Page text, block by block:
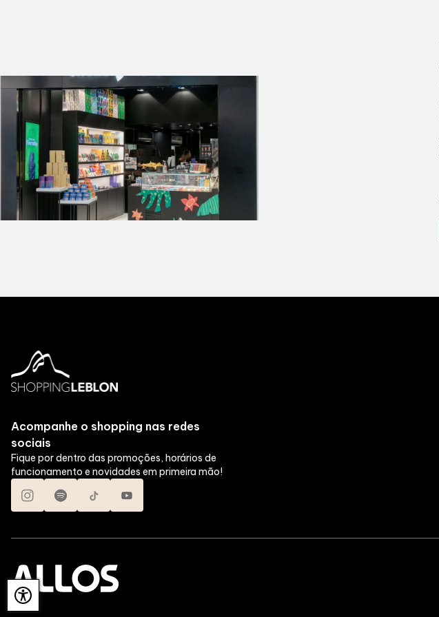
Acompanhe o shopping nas redes
sociais
Fique por dentro das promoções, horários de
funcionamento e novidades em primeira mão!